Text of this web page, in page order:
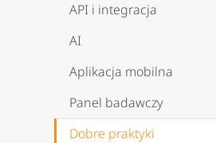
API i integracja
AI
Aplikacja mobilna
Panel badawczy
Dobre praktyki